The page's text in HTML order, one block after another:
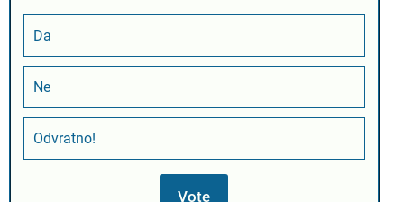
Da
Ne
Odvratno!